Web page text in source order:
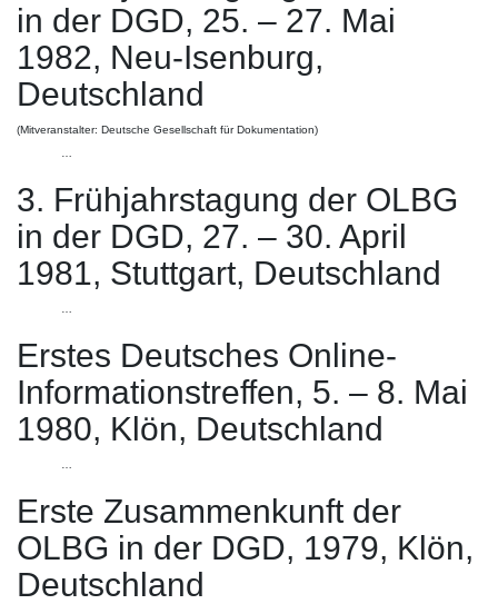
in der DGD, 25. – 27. Mai
1982, Neu-Isenburg,
Deutschland
(Mitveranstalter: Deutsche Gesellschaft für Dokumentation)
3. Frühjahrstagung der OLBG
in der DGD, 27. – 30. April
1981, Stuttgart, Deutschland
Erstes Deutsches Online-
Informationstreffen, 5. – 8. Mai
1980, Klön, Deutschland
Erste Zusammenkunft der
OLBG in der DGD, 1979, Klön,
Deutschland